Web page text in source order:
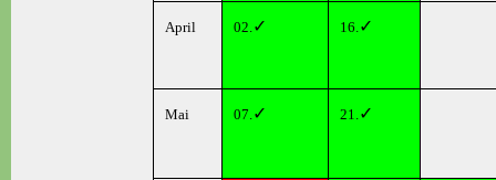
April 02.✓ 16.✓
Mai 07.✓ 21.✓